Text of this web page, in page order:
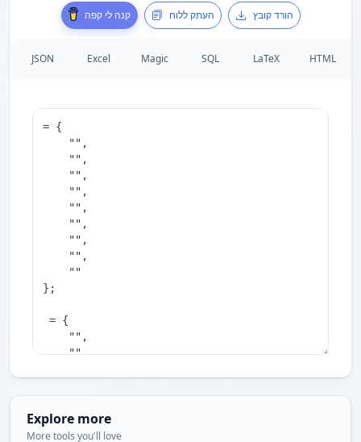
קנה לי קפה העתק ללוח הורד קובץ
JSON Excel Magic SQL LaTeX HTML
Explore more
More tools you'll love